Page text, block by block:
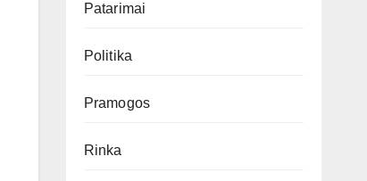
Patarimai
Politika
Pramogos
Rinka